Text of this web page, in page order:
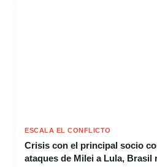
ESCALA EL CONFLICTO
Crisis con el principal socio
ataques de Milei a Lula, Brasil